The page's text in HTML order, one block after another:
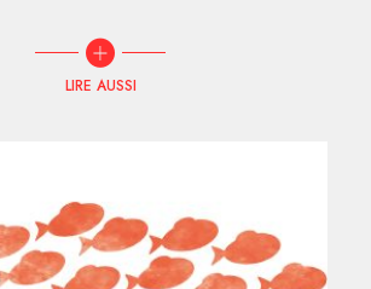
LIRE AUSSI